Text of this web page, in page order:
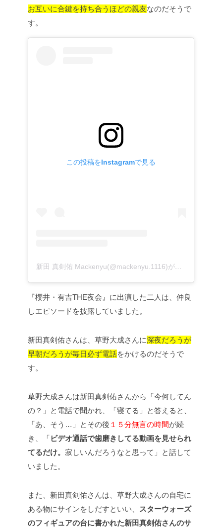
お互いに合鍵を持ち合うほどの親友なのだそうで
す。
この投稿をInstagramで見る
新田 真剣佑 Mackenyu(@mackenyu.1116)がシェアした投稿
『櫻井・有吉THE夜会』に出演した二人は、仲良
しエピソードを披露していました。
新田真剣佑さんは、草野大成さんに深夜だろうが
早朝だろうが毎日必ず電話をかけるのだそうで
す。
草野大成さんは新田真剣佑さんから「今何してん
の？」と電話で聞かれ、「寝てる」と答えると、
「あ、そう…」とその後 １５分無言の時間が続
き、「ビデオ通話で歯磨きしてる動画を見せられ
てるだけ。 寂しいんだろうなと思って」と話して
いました。
また、新田真剣佑さんは、草野大成さんの自宅に
ある物にサインをしだすといい、
スターウォーズ
のフィギュアの台に書かれた新田真剣佑さんのサ